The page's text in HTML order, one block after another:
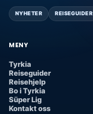
NYHETER REISEGUIDER
MENY
Tyrkia
Reiseguider
Reisehjelp
Bo i Tyrkia
Süper Lig
Kontakt oss